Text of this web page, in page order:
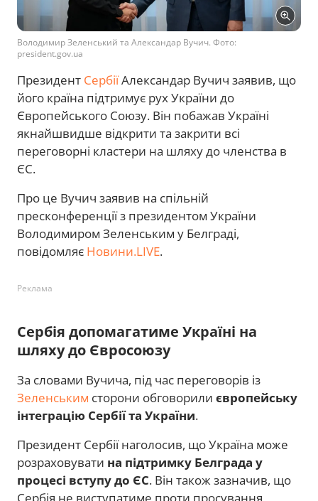
Володимир Зеленський та Александар Вучич. Фото:
president.gov.ua
Президент СербіїАлександар Вучич заявив, що
його країна підтримує рух України до
Європейського Союзу. Він побажав Україні
якнайшвидше відкрити та закрити всі
переговорні кластери на шляху до членства в
ЄС.
Про це Вучич заявив на спільній
пресконференції з президентом України
Володимиром Зеленським у Белграді,
повідомляє Новини.LIVE.
Реклама
Сербія допомагатиме Україні на
шляху до Євросоюзу
За словами Вучича, під час переговорів із
Зеленським сторони обговорили європейську
інтеграцію Сербії та України.
Президент Сербії наголосив, що Україна може
розраховувати на підтримку Белграда у
процесі вступу до ЄС. Він також зазначив, що
Сербія не виступатиме проти просування